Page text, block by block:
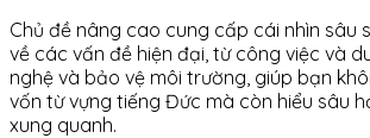
Chủ đề nâng cao cung cấp cái nhìn sâu
về các vấn đề hiện đại, từ công việc và
nghệ và bảo vệ môi trường, giúp bạn
vốn từ vựng tiếng Đức mà còn hiểu sâu
xung quanh.